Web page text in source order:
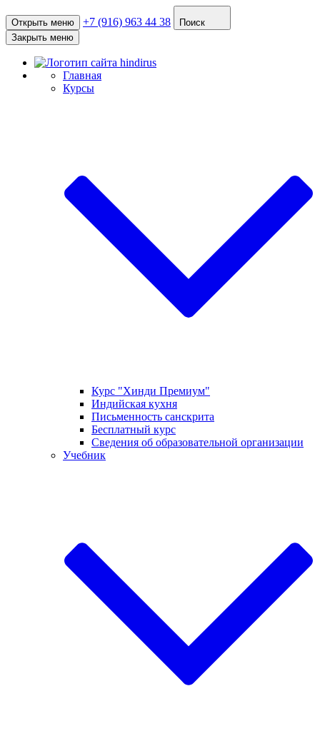
Открыть меню +7 (916) 963 44 38
Поиск
Закрыть меню
Главная
Курсы
Курс "Хинди Премиум"
Индийская кухня
Письменность санскрита
Бесплатный курс
Сведения об образовательной организации
Учебник